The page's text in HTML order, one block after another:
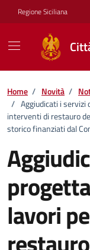
Vai ai contenuti
Vai al footer
Regione Siciliana
Home / Novità /
/ Aggiudicati i servizi
interventi di restauro
storico finanziati dal
lavori